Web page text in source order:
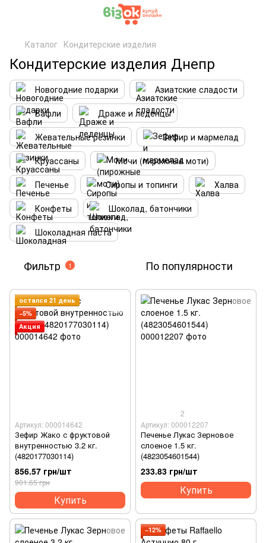
Каталог Кондитерские изделия
Кондитерские изделия Днепр
Новогодние подарки
Азиатские сладости
Вафли
Драже и леденцы
Жевательные резинки
Зефир и мармелад
Круассаны
Мочи (пирожные моти)
Печенье
Сиропы и топинги
Халва
Конфеты
Шоколад, батончики
Шоколадная паста
Фильтр 1 По популярности
остался 21 день
−5%
Акция
Артикул: 000014642
Зефир Жако с фруктовой
внутренностью 3.2 кг.
(4820177030114)
856.57 грн/шт
901.65 грн
Купить
2
Артикул: 000012207
Печенье Лукас Зерновое
слоеное 1.5 кг.
(4823054601544)
233.83 грн/шт
Купить
−12%